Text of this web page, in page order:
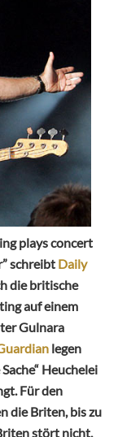
plays concert
schreibt Daily
die britische
auf einem
Gulnara
legen
Heuchelei
Für den
die Briten, bis zu
stört nicht,